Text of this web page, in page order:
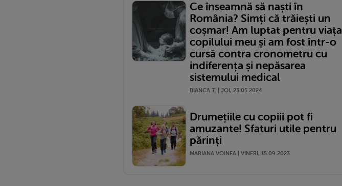
Ce înseamnă să naști în
România? Simți că trăiești un
coșmar! Am luptat pentru viața
copilului meu și am fost într-o
cursă contra cronometru cu
indiferența și nepăsarea
sistemului medical
BIANCA T. | JOI, 23.05.2024
Drumețiile cu copiii pot fi
amuzante! Sfaturi utile pentru
părinți
MARIANA VOINEA | VINERI, 15.09.2023